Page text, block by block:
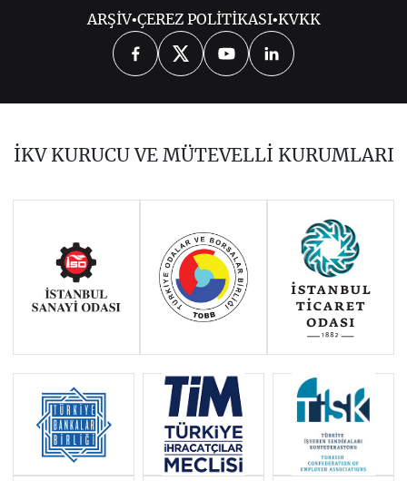
2026 2025 2024
2023 2021 2020
ARŞİV•ÇEREZ POLİTİKASI•KVKK
İKV KURUCU VE MÜTEVELLİ KURUMLARI